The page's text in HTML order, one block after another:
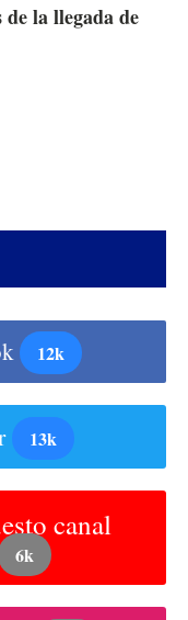
la llegada de
12k
13k
canal
6k